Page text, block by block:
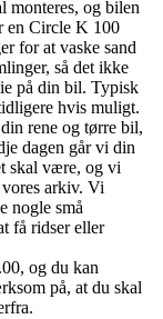
og bilen
en Circle K 100
for at vaske sand
så det ikke
på din bil. Typisk
hvis muligt.
rene og tørre bil,
dagen går vi din
skal være, og vi
arkiv. Vi
nogle små
få ridser eller
og du kan
på, at du skal